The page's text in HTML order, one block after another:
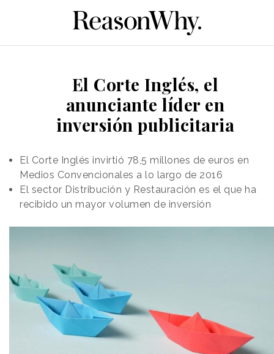
El Corte Inglés, el
anunciante líder en
inversión publicitaria
El Corte Inglés invirtió 78,5 millones de euros en
Medios Convencionales a lo largo de 2016
El sector Distribución y Restauración es el que ha
recibido un mayor volumen de inversión